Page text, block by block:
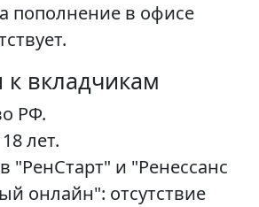
пополнение в офисе
к вкладчикам
РФ.
лет.
"РенСтарт" и "Ренессанс
онлайн": отсутствие